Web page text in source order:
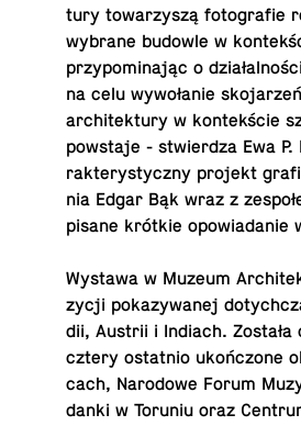
tu­ry to­wa­rzy­szą fo­to­gra­fie
wybrane budowle w
przy­po­mi­na­jąc o
na celu wy­wo­ła­nie
ar­chi­tek­tu­ry w kon­tek­ście
po­wsta­je - stwier­dza Ewa
rak­te­ry­stycz­ny projekt
nia Edgar Bąk wraz z
pi­sa­ne krótkie opo­wia­da­nie
Wystawa w Muzeum
zy­cji po­ka­zy­wa­nej
dii, Austrii i Indiach.
cztery ostat­nio ukoń­czo­ne
cach, Na­ro­do­we Forum
dan­ki w Toruniu oraz